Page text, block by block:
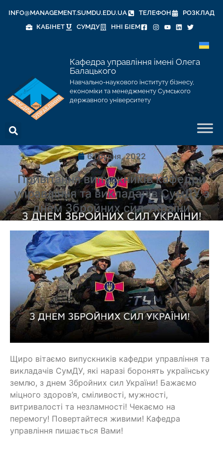
INFO@MANAGEMENT.SUMDU.EDU.UA ТЕЛЕФОН
РОЗКЛАД
КАБІНЕТ
СУМДУ ННІ БІЕМ
Кафедра управління імені Олега
Балацького
Навчально-наукового інституту бізнесу,
економіки та менеджменту Сумського
державного університету
6 Грудня, 2022
Привітання випускників кафедри
управління та викладачів СумДУ з
днем Збройних сил України
Щиро вітаємо випускників кафедри управління та
викладачів СумДУ, які наразі боронять українську
землю, з днем Збройних сил України! Бажаємо
міцного здоров’я, сміливості, мужності,
витривалості та незламності! Чекаємо на
перемогу! Повертайтеся живими! Кафедра
управління пишається Вами!